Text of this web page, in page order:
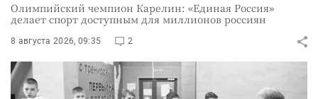
Олимпийский чемпион Карелин: «Единая Россия»
делает спорт доступным для миллионов россиян
8 августа 2026, 09:35 2